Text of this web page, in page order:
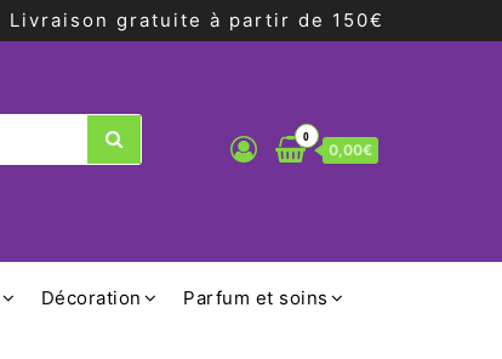
Livraison gratuite à partir de 150€
0
0,00€
Décoration Parfum et soins